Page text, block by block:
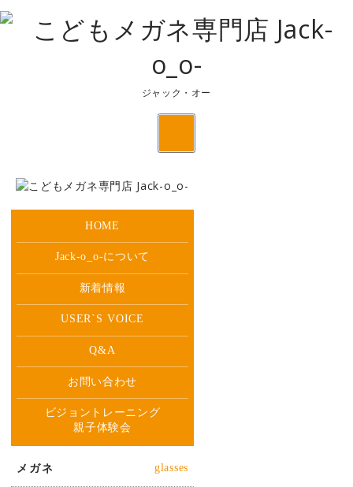
ジャック・オー
HOME
Jack-o_o-について
新着情報
USER`S VOICE
Q&A
お問い合わせ
ビジョントレーニング
親子体験会
メガネ glasses